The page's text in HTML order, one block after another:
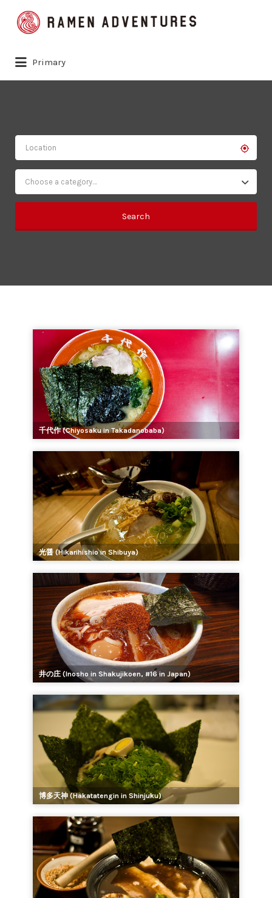
Search
for:
Primary
Choose a category…
Search
千代作 (Chiyosaku in Takadanobaba)
光醤 (Hikarihishio in Shibuya)
井の庄 (Inosho in Shakujikoen, #16 in Japan)
博多天神 (Hakatatengin in Shinjuku)